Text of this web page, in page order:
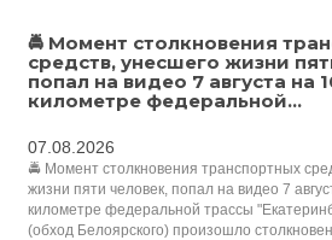
🚔 Момент столкновения
средств, унесшего жизни
попал на видео 7 августа на
километре федеральной...
07.08.2026
🚔 Момент столкновения транспортных
жизни пяти человек, попал на видео 7
километре федеральной трассы
(обход Белоярского) произошло